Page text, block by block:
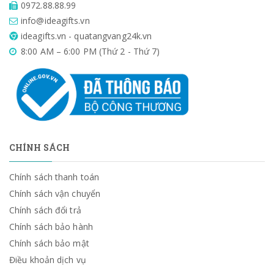
0972.88.88.99
info@ideagifts.vn
ideagifts.vn - quatangvang24k.vn
8:00 AM – 6:00 PM (Thứ 2 - Thứ 7)
CHÍNH SÁCH
Chính sách thanh toán
Chính sách vận chuyển
Chính sách đổi trả
Chính sách bảo hành
Chính sách bảo mật
Điều khoản dịch vụ